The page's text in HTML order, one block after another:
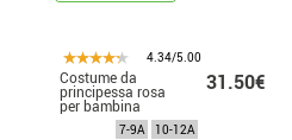
4.34/5.00
Costume da
principessa rosa
per bambina
31.50€
7-9A 10-12A